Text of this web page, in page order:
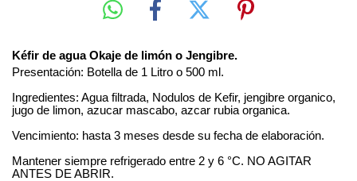
Kéfir de agua Okaje de limón o Jengibre.
Presentación: Botella de 1 Litro o 500 ml.
Ingredientes: Agua filtrada, Nodulos de Kefir, jengibre organico,
jugo de limon, azucar mascabo, azcar rubia organica.
Vencimiento: hasta 3 meses desde su fecha de elaboración.
Mantener siempre refrigerado entre 2 y 6 °C. NO AGITAR
ANTES DE ABRIR.